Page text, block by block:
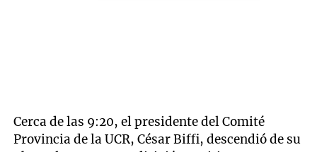
Cerca de las 9:20, el presidente del Comité
Provincia de la UCR, César Biffi, descendió de su